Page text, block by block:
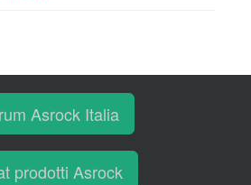
Asrock Italia
prodotti Asrock